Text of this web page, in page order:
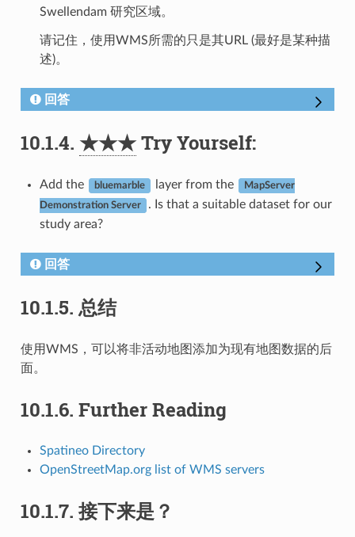
Swellendam 研究区域。
请记住，使用WMS所需的只是其URL (最好是某种描
述)。
回答
10.1.4. ★★★Try Yourself:
Add the bluemarble layer from the MapServer
Demonstration Server
. Is that a suitable dataset for our
study area?
回答
10.1.5. 总结
使用WMS，可以将非活动地图添加为现有地图数据的后
面。
10.1.6. Further Reading
Spatineo Directory
OpenStreetMap.org list of WMS servers
10.1.7. 接下来是？